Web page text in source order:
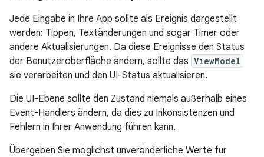
Jede Eingabe in Ihre App sollte als Ereignis dargestellt
werden: Tippen, Textänderungen und sogar Timer oder
andere Aktualisierungen. Da diese Ereignisse den Status
der Benutzeroberfläche ändern, sollte das ViewModel
sie verarbeiten und den UI-Status aktualisieren.
Die UI-Ebene sollte den Zustand niemals außerhalb eines
Event-Handlers ändern, da dies zu Inkonsistenzen und
Fehlern in Ihrer Anwendung führen kann.
Übergeben Sie möglichst unveränderliche Werte für